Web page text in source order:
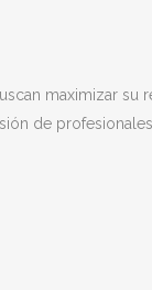
maximizar su
de